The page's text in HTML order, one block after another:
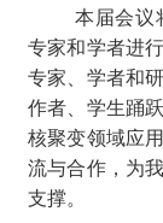
本届会议
专家和学者进
专家、学者和
作者、学生踊
核聚变领域应
流与合作，为
支撑。